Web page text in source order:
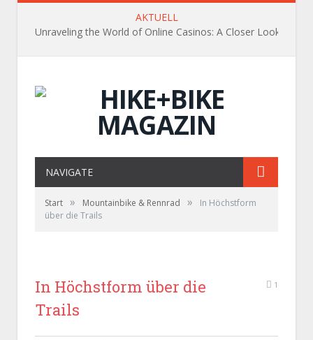
AKTUELL
Unraveling the World of Online Casinos: A Closer Look
NAVIGATE
Start » Mountainbike & Rennrad »
In Höchstform
über die Trails
In Höchstform über die
Trails
1